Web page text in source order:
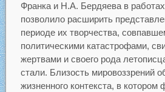
Франка и Н.А. Бердяева в работах
позволило расширить
периоде их творчества,
политическими катастрофами,
жертвами и своего рода
стали. Близость мировоззрений
жизненного контекста, в котором